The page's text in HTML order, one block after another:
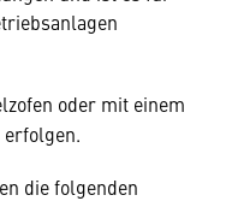
oder mit einem
die folgenden